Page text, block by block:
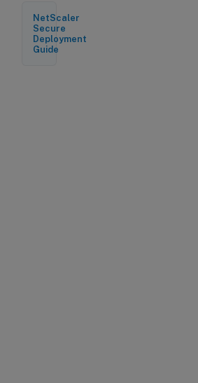
Prérequis
NetScaler
Secure
Deployment
Guide